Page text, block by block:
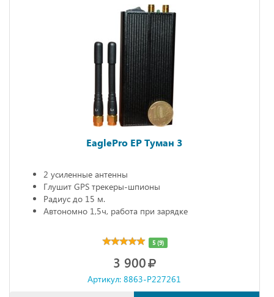
EaglePro EP Туман 3
2 усиленные антенны
Глушит GPS трекеры-шпионы
Радиус до 15 м.
Автономно 1,5ч, работа при зарядке
5 (9)
3 900
Артикул: 8863-P227261